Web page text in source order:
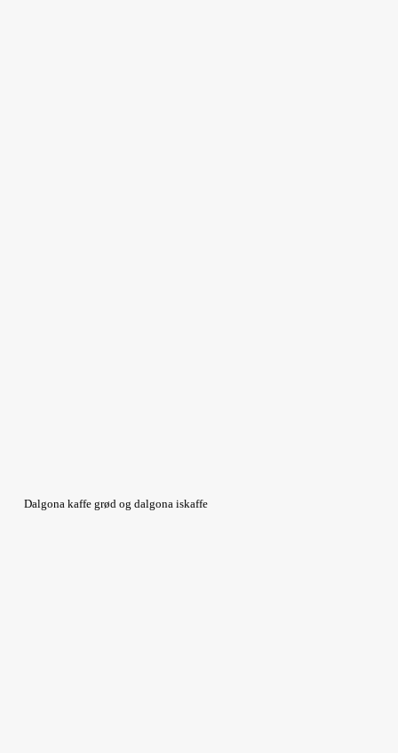
Dalgona kaffe grød og dalgona iskaffe